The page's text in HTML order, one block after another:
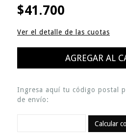
$41.700
Ver el detalle de las cuotas
Ingresa aquí tu código postal
de envío:
Calcular